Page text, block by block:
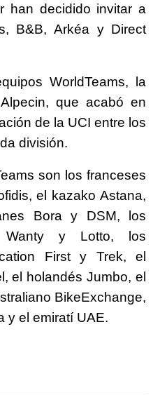
han decidido invitar a
B&B, Arkéa y Direct
WorldTeams, la
que acabó en
de la UCI entre los
división.
son los franceses
el kazako Astana,
Bora y DSM, los
Wanty y Lotto, los
First y Trek, el
el holandés Jumbo, el
BikeExchange,
y el emiratí UAE.